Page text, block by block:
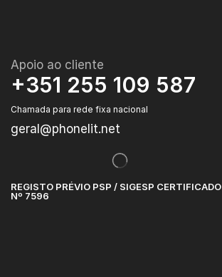
Apoio ao cliente
+351 255 109 587
Chamada para rede fixa nacional
geral@phonelit.net
REGISTO PRÉVIO PSP / SIGESP CERTIFICADO
Nº 7596